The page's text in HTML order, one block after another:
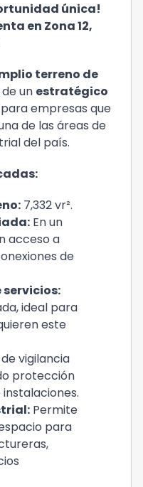
única!
en Zona 12,
terreno de
un estratégico
empresas que
de las áreas de
del país.
7,332 vr².
En un
acceso a
de
ideal para
este
vigilancia
protección
Permite
para